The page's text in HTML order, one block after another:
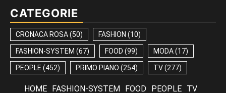
CATEGORIE
CRONACA ROSA(50) FASHION (10)
FASHION-SYSTEM (67) FOOD (99) MODA(17)
PEOPLE (452) PRIMO PIANO (254) TV(277)
HOME FASHION-SYSTEM FOOD PEOPLE
TV